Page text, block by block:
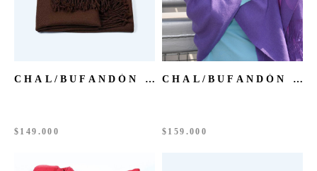
CHAL/BUFANDÓN BABY ALPACA CHOCOLATE
$ 149.000
CHAL/BUFANDÓN BABY ALPACA MORADO
$ 159.000